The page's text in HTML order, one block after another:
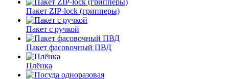
Пакет ZIP-lock (грипперы)
Пакет с ручкой
Пакет фасовочный ПВД
Плёнка